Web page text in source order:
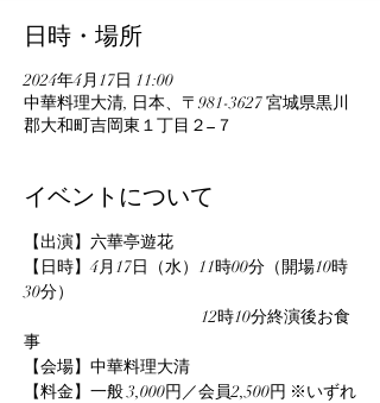
日時・場所
2024年4月17日 11:00
中華料理大清, 日本、〒981-3627 宮城県黒川
郡大和町吉岡東１丁目２−７
イベントについて
【出演】六華亭遊花
【日時】4月17日（水）11時00分（開場10時
30分）
12時10分終演後お食
事
【会場】中華料理大清
【料金】一般 3,000円／会員2,500円 ※いずれ